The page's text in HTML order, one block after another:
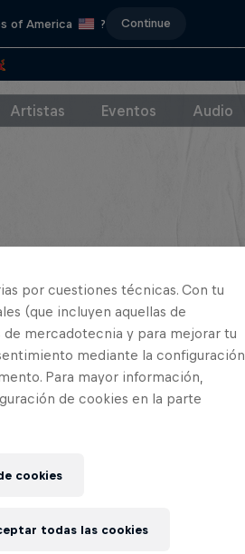
of America ? Continue
Artistas Eventos Audio
por cuestiones técnicas. Con tu
(que incluyen aquellas de
mercadotecnia y para mejorar tu
mediante la configuración
Para mayor información,
de cookies en la parte
cookies
todas las cookies